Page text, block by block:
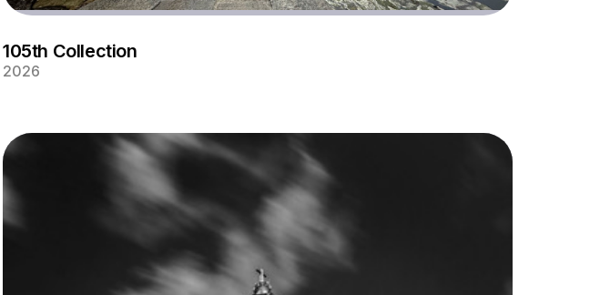
105th Collection
2026